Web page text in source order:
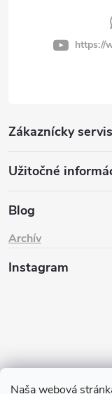
Naša webová
Zákaznícky servis
Užitočné
Blog
Archív
https://
Instagram